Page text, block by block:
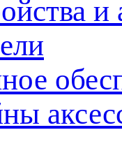
и